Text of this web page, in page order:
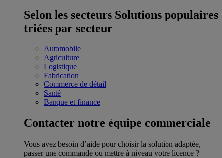
Selon les secteurs Solutions populaires
triées par secteur
Automobile
Agriculture
Logistique
Fabrication
Commerce de détail
Santé
Banque et finance
Contacter notre équipe commerciale
Vous avez besoin d’aide pour choisir la solution adaptée,
passer une commande ou mettre à niveau votre licence ?